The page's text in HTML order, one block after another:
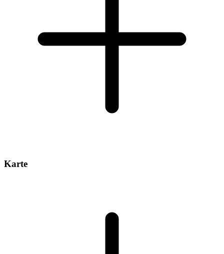
Karte